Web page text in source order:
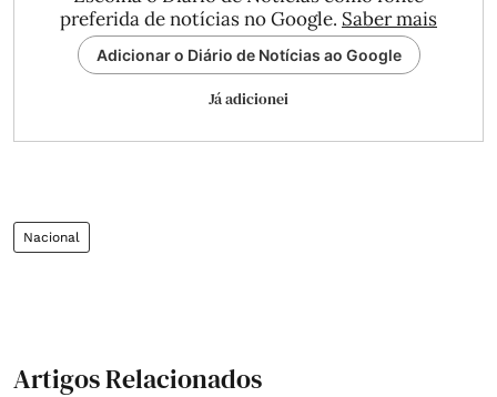
preferida de notícias no Google. Saber mais
Adicionar o Diário de Notícias ao Google
Já adicionei
Nacional
Artigos Relacionados